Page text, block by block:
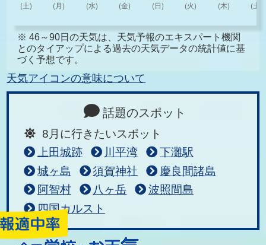
※ 46～90日の天気は、天気予報のエキスパート機関
とのタイアップによる過去の天気データの統計値に基
づく予想です。
天気アイコンの意味について
話題のスポット
8月に行きたいスポット
上田城跡
川平湾
下灘駅
城ヶ島
須賀神社
慶良間諸島
阿智村
八ヶ岳
波照間島
四国カルスト